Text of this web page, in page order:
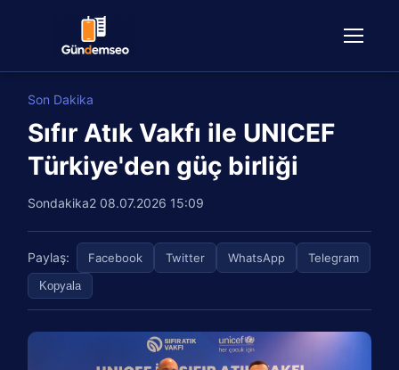
Son Dakika
Sıfır Atık Vakfı ile UNICEF
Türkiye'den güç birliği
Sondakika2 08.07.2026 15:09
Paylaş: Facebook Twitter WhatsApp Telegram
Kopyala